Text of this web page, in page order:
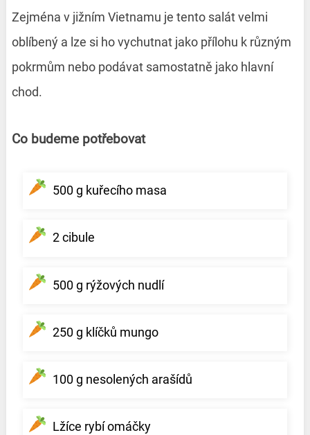
Zejména v jižním Vietnamu je tento salát velmi
oblíbený a lze si ho vychutnat jako přílohu k různým
pokrmům nebo podávat samostatně jako hlavní
chod.
Co budeme potřebovat
500 g kuřecího masa
2 cibule
500 g rýžových nudlí
250 g klíčků mungo
100 g nesolených arašídů
Lžíce rybí omáčky